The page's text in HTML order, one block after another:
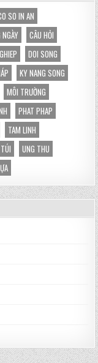
LỘC
BỊ
CHẶN
ĐỨNG
HOÀN
TOÀN
SO IN AN
CÂU HỎI
DOI SONG
KY NANG SONG
MÔI TRƯỜNG
PHAT PHAP
TAM LINH
TÚI
UNG THU